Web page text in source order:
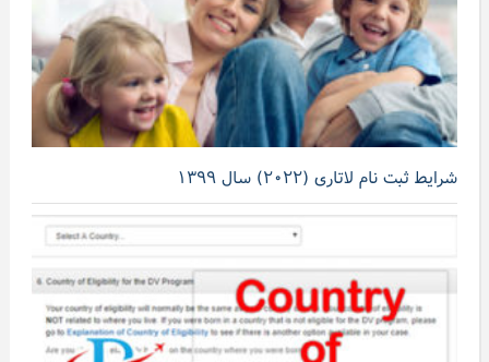
شرایط ثبت نام لاتاری (۲۰۲۲) سال ۱۳۹۹